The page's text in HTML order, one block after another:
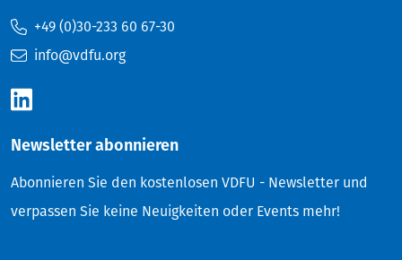
+49 (0)30-233 60 67-30
info@vdfu.org
Newsletter abonnieren
Abonnieren Sie den kostenlosen VDFU - Newsletter und
verpassen Sie keine Neuigkeiten oder Events mehr!